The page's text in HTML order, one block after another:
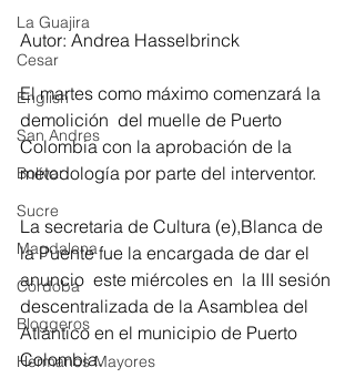
La Guajira
Cesar
English
San Andres
Bolívar
Sucre
Magdalena
Córdoba
Bloggeros
Hermanos Mayores
Autor: Andrea Hasselbrinck
El martes como máximo comenzará la
demolición  del muelle de Puerto
Colombia con la aprobación de la
metodología por parte del interventor.
La secretaria de Cultura (e),Blanca de
la Puente fue la encargada de dar el
anuncio  este miércoles en  la III sesión
descentralizada de la Asamblea del
Atlántico en el municipio de Puerto
Colombia.